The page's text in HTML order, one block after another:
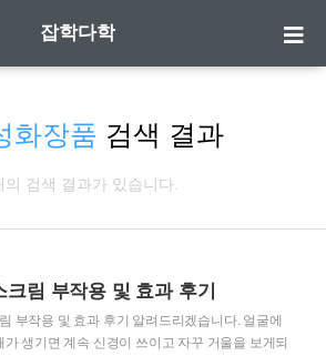
잡학다학
화장품 검색 결과
의 검색 결과가 있습니다.
크림 부작용 및 효과 후기
부작용 및 효과 후기 알려드리겠습니다. 얼굴에
가 생기면 계속 신경이 쓰이고 자꾸 거울을 보게되